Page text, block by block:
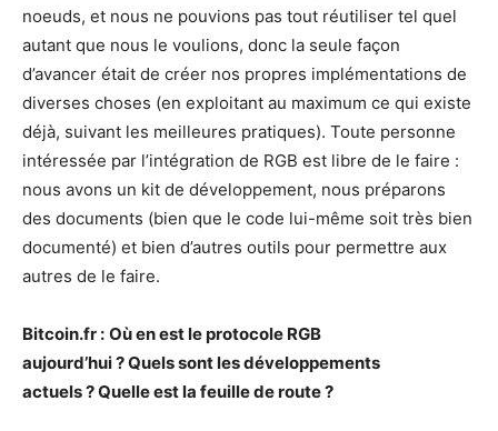
noeuds, et nous ne pouvions pas tout réutiliser tel quel
autant que nous le voulions, donc la seule façon
d’avancer était de créer nos propres implémentations de
diverses choses (en exploitant au maximum ce qui existe
déjà, suivant les meilleures pratiques). Toute personne
intéressée par l’intégration de RGB est libre de le faire :
nous avons un kit de développement, nous préparons
des documents (bien que le code lui-même soit très bien
documenté) et bien d’autres outils pour permettre aux
autres de le faire.
Bitcoin.fr : Où en est le protocole RGB
aujourd’hui ? Quels sont les développements
actuels ? Quelle est la feuille de route ?